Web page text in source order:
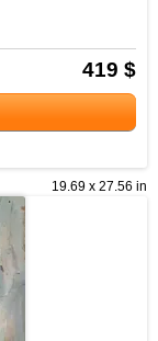
419 $
19.69 x 27.56 in